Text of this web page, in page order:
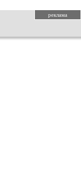
реклама